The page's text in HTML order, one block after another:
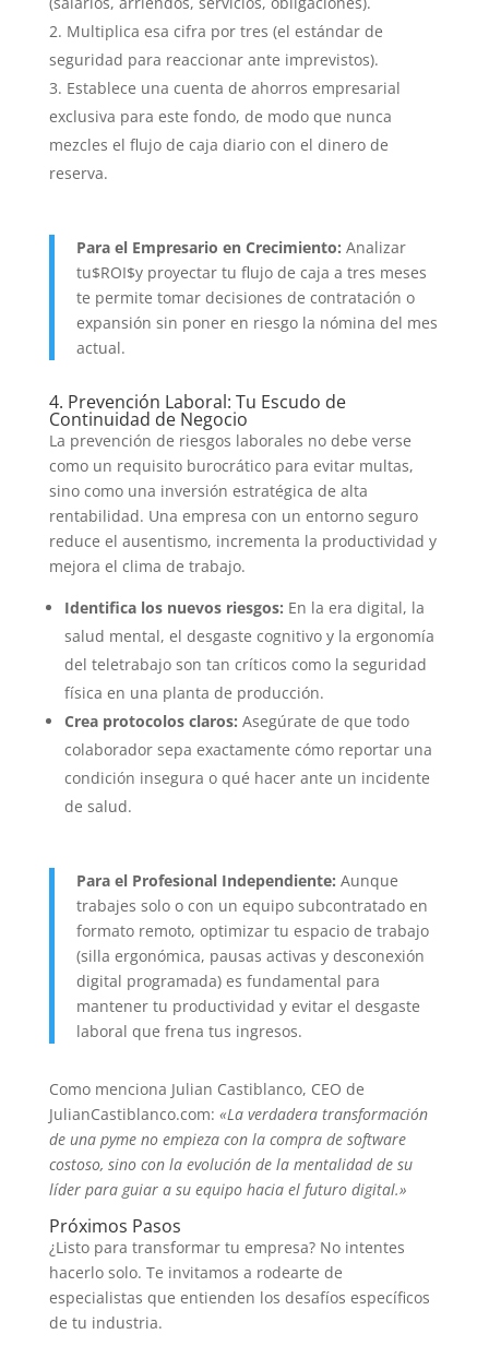
Multiplica esa cifra por tres (el estándar de
seguridad para reaccionar ante imprevistos).
Establece una cuenta de ahorros empresarial
exclusiva para este fondo, de modo que nunca
mezcles el flujo de caja diario con el dinero de
reserva.
Para el Empresario en Crecimiento: Analizar
tu$ROI$y proyectar tu flujo de caja a tres meses
te permite tomar decisiones de contratación o
expansión sin poner en riesgo la nómina del mes
actual.
4. Prevención Laboral: Tu Escudo de
Continuidad de Negocio
La prevención de riesgos laborales no debe verse
como un requisito burocrático para evitar multas,
sino como una inversión estratégica de alta
rentabilidad. Una empresa con un entorno seguro
reduce el ausentismo, incrementa la productividad y
mejora el clima de trabajo.
Identifica los nuevos riesgos: En la era digital, la
salud mental, el desgaste cognitivo y la ergonomía
del teletrabajo son tan críticos como la seguridad
física en una planta de producción.
Crea protocolos claros: Asegúrate de que todo
colaborador sepa exactamente cómo reportar una
condición insegura o qué hacer ante un incidente
de salud.
Para el Profesional Independiente: Aunque
trabajes solo o con un equipo subcontratado en
formato remoto, optimizar tu espacio de trabajo
(silla ergonómica, pausas activas y desconexión
digital programada) es fundamental para
mantener tu productividad y evitar el desgaste
laboral que frena tus ingresos.
Como menciona Julian Castiblanco, CEO de
JulianCastiblanco.com: «La verdadera transformación
de una pyme no empieza con la compra de software
costoso, sino con la evolución de la mentalidad de su
líder para guiar a su equipo hacia el futuro digital.»
Próximos Pasos
¿Listo para transformar tu empresa? No intentes
hacerlo solo. Te invitamos a rodearte de
especialistas que entienden los desafíos específicos
de tu industria.